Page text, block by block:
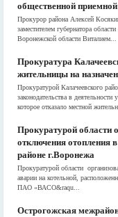
общественной
Прокурор района Алексей
заместителем губернатора
Воронежской области Виталием...
Прокуратура
жительницы на
Прокуратурой Калачеевского
законодательства в
которое отказало местной
Прокуратурой области
отключения отопления
районе г.Воронежа
Прокуратурой области
аварии на котельной,
ПАО «ВАСО&raqu...
Острогожская